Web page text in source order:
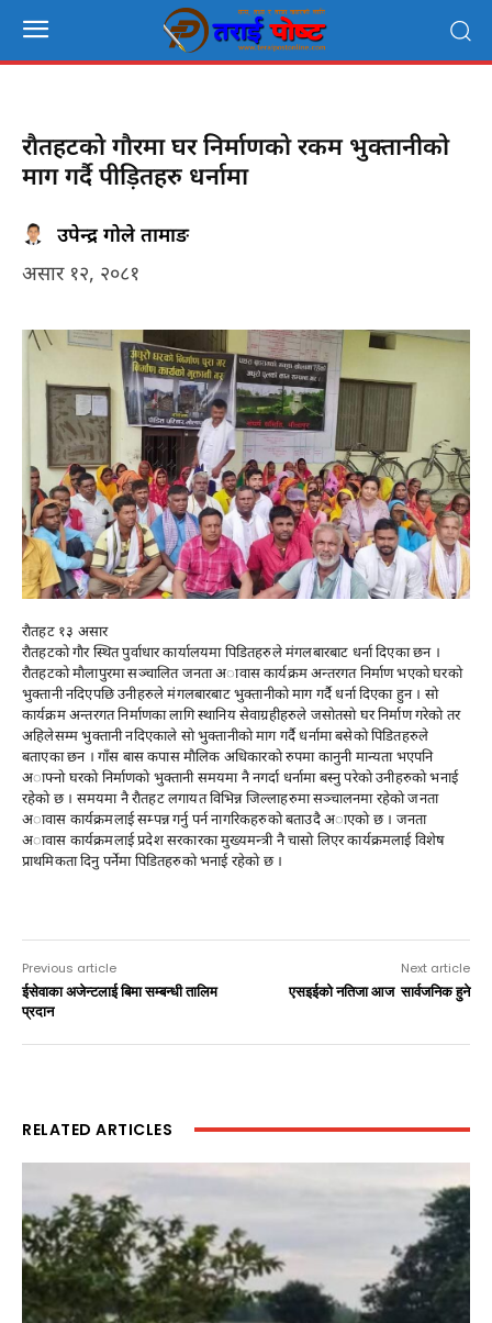
राैतहटकाे गाैरमा घर निर्माणकाे रकम भुक्तानीको
माग गर्दै पीड़ितहरु धर्नामा
उपेन्द्र गोले तामाङ
असार १२, २०८१
राैतहट १३ असार
राैतहटकाे गाैर स्थित पुर्वाधार कार्यालयमा पिडितहरुले मंगलबारबाट धर्ना दिएका छन ।
राैतहटकाे माैलापुरमा सञ्चालित जनता अावास कार्यक्रम अन्तरगत निर्माण भएकाे घरकाे
भुक्तानी नदिएपछि उनीहरुले मंगलबारबाट भुक्तानीकाे माग गर्दै धर्ना दिएका हुन । साे
कार्यक्रम अन्तरगत निर्माणका लागि स्थानिय सेवाग्रहीहरुले जसाेतसाे घर निर्माण गरेकाे तर
अहिलेसम्म भुक्तानी नदिएकाले साे भुक्तानीकाे माग गर्दै धर्नामा बसेकाे पिडितहरुले
बताएका छन । गाँस बास कपास माैलिक अधिकारकाे रुपमा कानुनी मान्यता भएपनि
अाफ्नाे घरकाे निर्माणकाे भुक्तानी समयमा नै नगर्दा धर्नामा बस्नु परेकाे उनीहरुकाे भनाई
रहेकाे छ । समयमा नै राैतहट लगायत विभिन्न जिल्लाहरुमा सञ्चालनमा रहेकाे जनता
अावास कार्यक्रमलाई सम्पन्न गर्नु पर्न नागरिकहरुकाे बताउदै अाएकाे छ । जनता
अावास कार्यक्रमलाई प्रदेश सरकारका मुख्यमन्त्री नै चासाे लिएर कार्यक्रमलाई विशेष
प्राथमिकता दिनु पर्नेमा पिडितहरुकाे भनाई रहेकाे छ ।
Previous article
ईसेवाका अजेन्टलाई बिमा सम्बन्धी तालिम
प्रदान
Next article
एसइईको नतिजा आज सार्वजनिक हुने
RELATED ARTICLES